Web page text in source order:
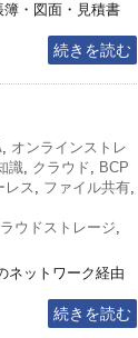
・図面・見積書
続きを読む
, オンラインストレ
識, クラウド, BCP
レス , ファイル共有,
ウドストレージ,
ネットワーク経由
続きを読む